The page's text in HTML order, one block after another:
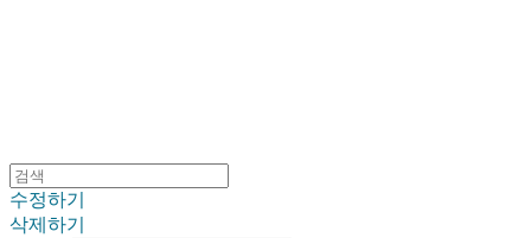
수정하기
삭제하기